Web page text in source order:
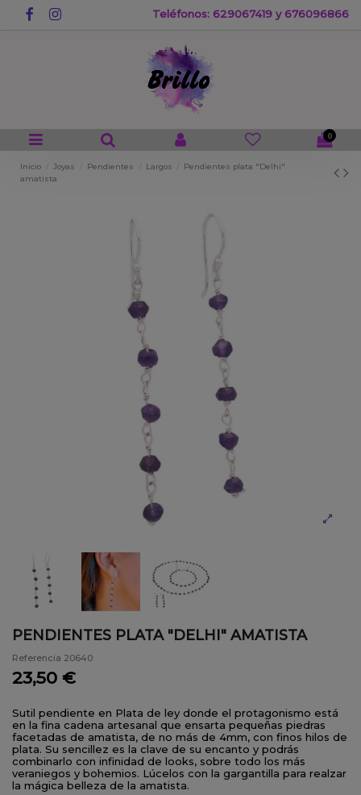
Teléfonos: 629067419 y 676096866
0
Inicio Joyas Pendientes Largos
Pendientes plata "Delhi"
amatista
PENDIENTES PLATA "DELHI" AMATISTA
Referencia 20640
23,50 €
Sutil pendiente en Plata de ley donde el protagonismo está
en la fina cadena artesanal que ensarta pequeñas piedras
facetadas de amatista, de no más de 4mm, con finos hilos de
plata. Su sencillez es la clave de su encanto y podrás
combinarlo con infinidad de looks, sobre todo los más
veraniegos y bohemios. Lúcelos con la gargantilla para realzar
la mágica belleza de la amatista.